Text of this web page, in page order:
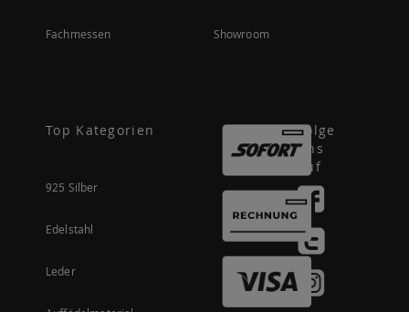
Fachmessen Showroom
Top Kategorien
925 Silber
Edelstahl
Leder
Folge
uns
auf